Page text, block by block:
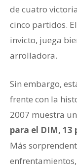
de cuatro
cinco partidos.
invicto, juega
arrolladora.
Sin embargo,
frente con la
2007 muestra
para el DIM, 13
Más
enfrentamientos,